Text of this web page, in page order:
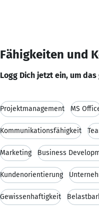
Fähigkeiten und
Logg Dich jetzt ein, um
Projektmanagement MS
Kommunikationsfähigkeit
Marketing Business
Kundenorientierung
Gewissenhaftigkeit